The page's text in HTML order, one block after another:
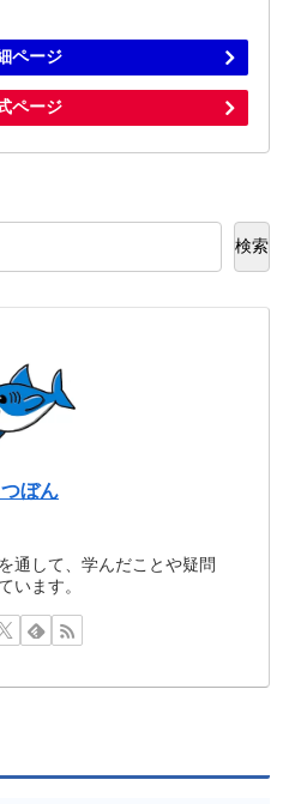
ページ
ページ
検索
つぼん
通して、学んだことや疑問
います。